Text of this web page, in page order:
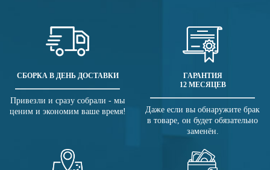
СБОРКА В ДЕНЬ ДОСТАВКИ
Привезли и сразу собрали - мы
ценим и экономим ваше время!
ГАРАНТИЯ
12 МЕСЯЦЕВ
Даже если вы обнаружите брак
в товаре, он будет обязательно
заменён.